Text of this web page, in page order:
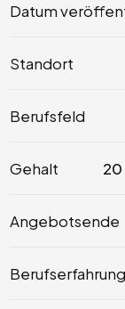
Datum
Standort
Berufsfeld
Gehalt 20
Angebotsende
Berufserfahrung